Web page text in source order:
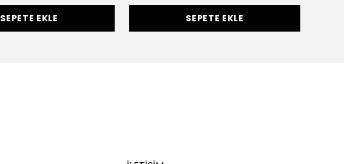
SEPETE EKLE SEPETE EKLE